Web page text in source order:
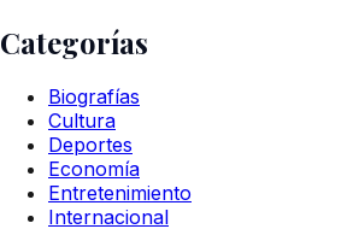
Categorías
Biografías
Cultura
Deportes
Economía
Entretenimiento
Internacional